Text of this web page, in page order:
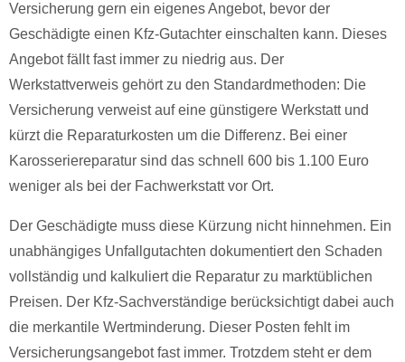
Versicherung gern ein eigenes Angebot, bevor der
Geschädigte einen Kfz-Gutachter einschalten kann. Dieses
Angebot fällt fast immer zu niedrig aus. Der
Werkstattverweis gehört zu den Standardmethoden: Die
Versicherung verweist auf eine günstigere Werkstatt und
kürzt die Reparaturkosten um die Differenz. Bei einer
Karosseriereparatur sind das schnell 600 bis 1.100 Euro
weniger als bei der Fachwerkstatt vor Ort.
Der Geschädigte muss diese Kürzung nicht hinnehmen. Ein
unabhängiges Unfallgutachten dokumentiert den Schaden
vollständig und kalkuliert die Reparatur zu marktüblichen
Preisen. Der Kfz-Sachverständige berücksichtigt dabei auch
die merkantile Wertminderung. Dieser Posten fehlt im
Versicherungsangebot fast immer. Trotzdem steht er dem